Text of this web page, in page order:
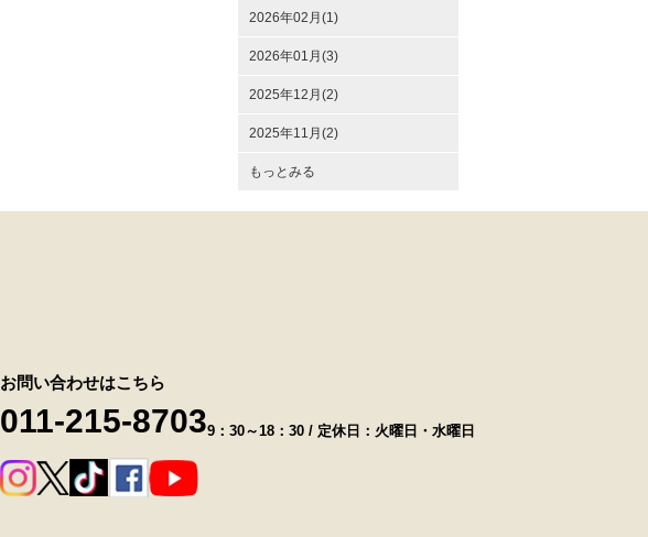
2026年02月(1)
2026年01月(3)
2025年12月(2)
2025年11月(2)
もっとみる
お問い合わせはこちら
011-215-87039：30～18：30 / 定休日：火曜日・水曜日